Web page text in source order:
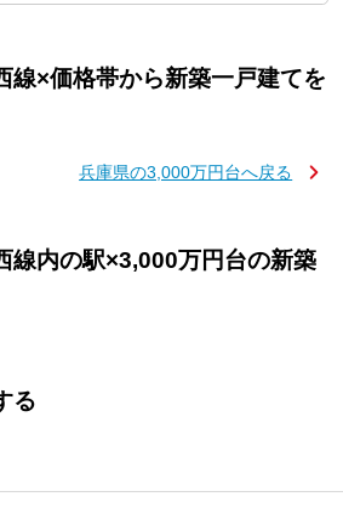
線×価格帯から新築一戸建てを
兵庫県の3,000万円台へ戻る
線内の駅×3,000万円台の新築
る